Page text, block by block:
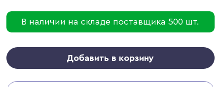
В наличии на складе поставщика 500 шт.
Добавить в корзину